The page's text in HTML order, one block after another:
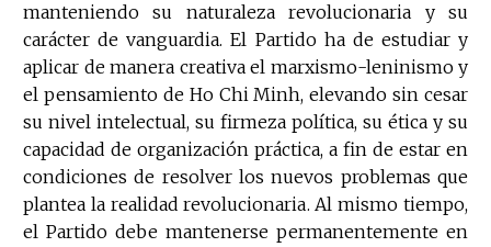
manteniendo su naturaleza revolucionaria y su
carácter de vanguardia. El Partido ha de estudiar y
aplicar de manera creativa el marxismo-leninismo y
el pensamiento de Ho Chi Minh, elevando sin cesar
su nivel intelectual, su firmeza política, su ética y su
capacidad de organización práctica, a fin de estar en
condiciones de resolver los nuevos problemas que
plantea la realidad revolucionaria. Al mismo tiempo,
el Partido debe mantenerse permanentemente en